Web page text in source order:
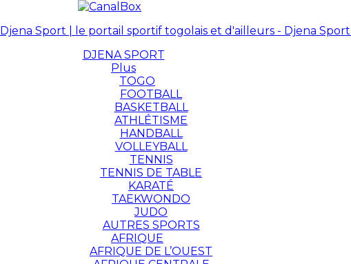
Djena Sport | le portail sportif togolais et d'ailleurs - Djena
DJENA SPORT
Plus
TOGO
FOOTBALL
BASKETBALL
ATHLÉTISME
HANDBALL
VOLLEYBALL
TENNIS
TENNIS DE TABLE
KARATÉ
TAEKWONDO
JUDO
AUTRES SPORTS
AFRIQUE
AFRIQUE DE L’OUEST